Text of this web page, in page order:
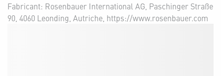
Fabricant: Rosenbauer International AG, Paschinger Straße
90, 4060 Leonding, Autriche, https://www.rosenbauer.com